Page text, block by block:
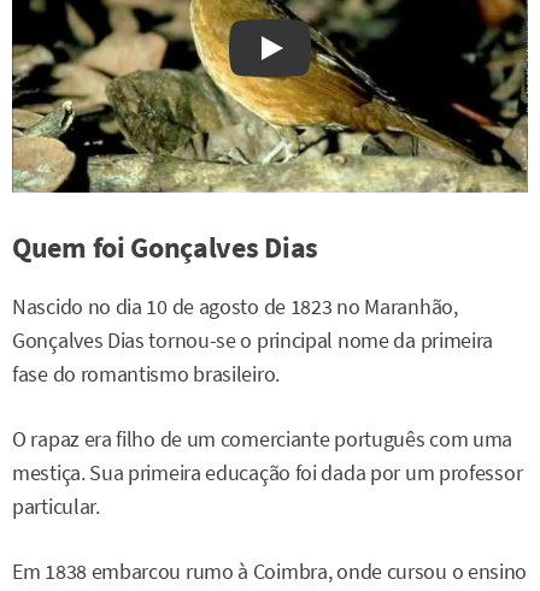
Watch on YouTube
Quem foi Gonçalves Dias
Nascido no dia 10 de agosto de 1823 no Maranhão,
Gonçalves Dias tornou-se o principal nome da primeira
fase do romantismo brasileiro.
O rapaz era filho de um comerciante português com uma
mestiça. Sua primeira educação foi dada por um professor
particular.
Em 1838 embarcou rumo à Coimbra, onde cursou o ensino